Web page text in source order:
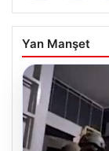
Yan Manşet